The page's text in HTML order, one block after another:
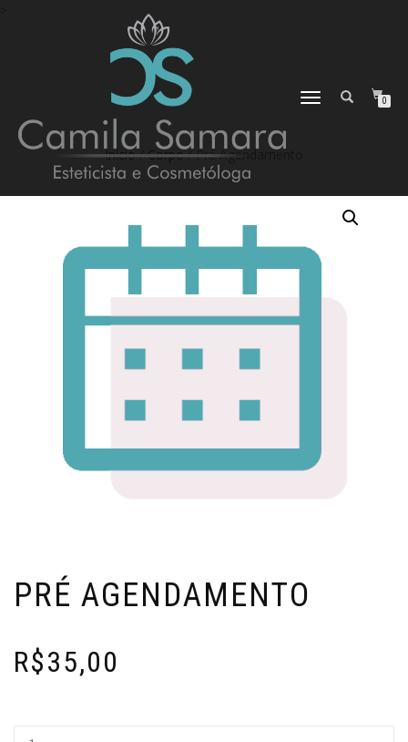
ALTERNAR
0
Início/Corpo/ Pré Agendamento
PRÉ AGENDAMENTO
R$35,00